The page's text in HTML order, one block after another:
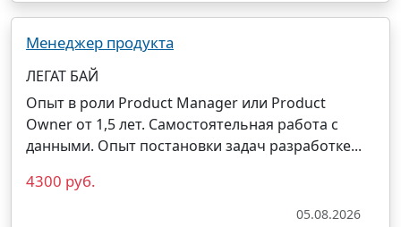
Менеджер продукта
ЛЕГАТ БАЙ
Опыт в роли Product Manager или Product
Owner от 1,5 лет. Самостоятельная работа с
данными. Опыт постановки задач разработке...
4300 руб.
05.08.2026